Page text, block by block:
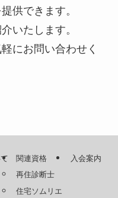
供できます。
いたします。
にお問い合わせく
関連資格
再住診断士
住宅ソムリエ
入会案内